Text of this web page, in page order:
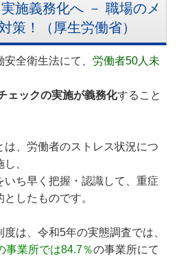
施義務化へ － 職場のメ
策！（厚生労働省）
全衛生法にて、 労働者50人未
ェックの実施が義務化すること
は、労働者のストレス状況につ
、
ち早く把握・認識して、重症
したものです。
は、令和5年の実態調査では、
事業所では84.7％の事業所にて